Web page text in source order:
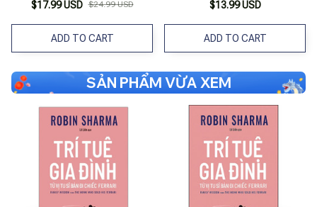
$17.99 USD $24.99 USD
ADD TO CART
$13.99 USD
ADD TO CART
SẢN PHẨM VỪA XEM